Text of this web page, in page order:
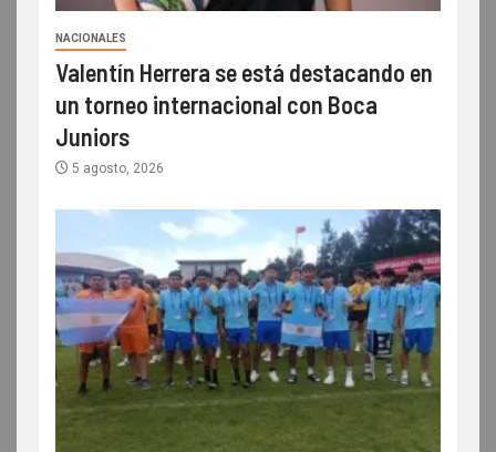
NACIONALES
Valentín Herrera se está destacando en
un torneo internacional con Boca
Juniors
5 agosto, 2026